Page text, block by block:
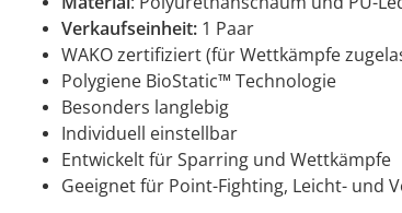
Verkaufseinheit: 1 Paar
WAKO zertifiziert (für Wettkämpfe
Polygiene BioStatic™ Technologie
Besonders langlebig
Individuell einstellbar
Entwickelt für Sparring und Wettkämpfe
Geeignet für Point-Fighting, Leicht- und